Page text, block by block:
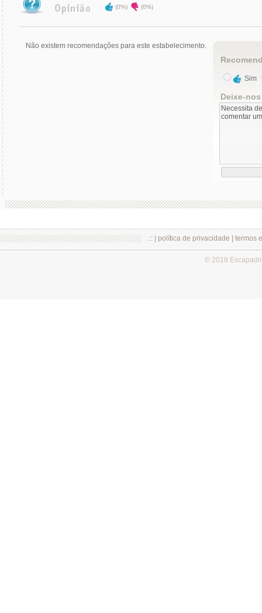
(0%) (0%)
Não existem recomendações para este estabelecimento.
Sim
Deixe-
.:: | política de privacidade termos
© 2018